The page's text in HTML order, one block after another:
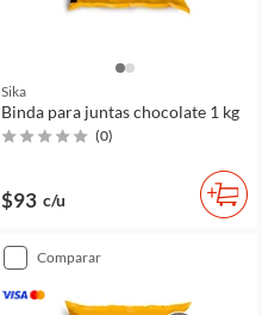
Sika
Binda para juntas chocolate 1 kg
(0)
$93 c/u
comparar